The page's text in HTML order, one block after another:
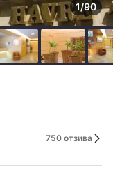
1/90
750 отзива